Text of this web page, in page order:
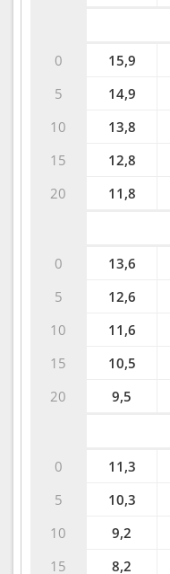
0
5
10
15
20
15,9
14,9
13,8
12,8
11,8
0
5
10
15
20
13,6
12,6
11,6
10,5
9,5
0
5
10
15
11,3
10,3
9,2
8,2